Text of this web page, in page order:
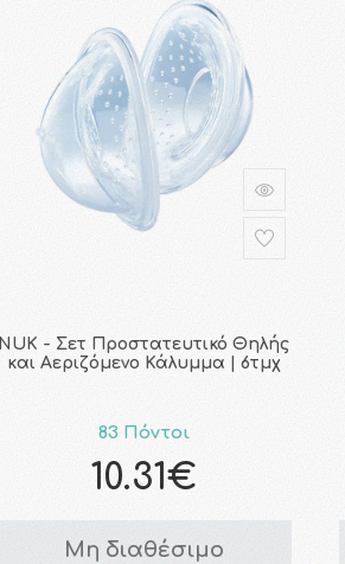
NUK - Σετ Προστατευτικό Θηλής
και Αεριζόμενο Κάλυμμα | 6τμχ
83 Πόντοι
10.31€
Μη διαθέσιμο